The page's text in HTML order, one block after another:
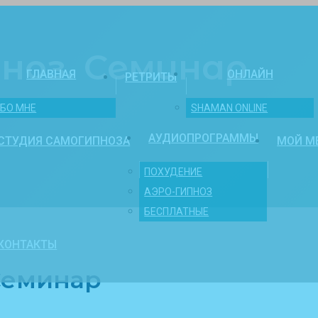
ГЛАВНАЯ
МНЕ
РЕТРИТЫ ОНЛАЙН
SHAMAN ONLINE
САМОГИПНОЗА АУДИОПРОГРАММЫ
ПОХУДЕНИЕ
АЭРО-ГИПНОЗ
БЕСПЛАТНЫЕ
МОЙ
Семинар